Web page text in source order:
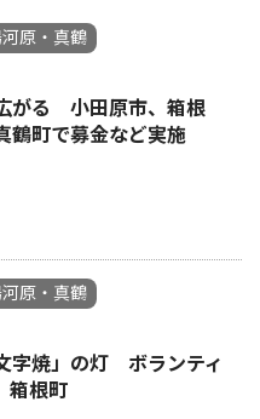
原・真鶴
がる 小田原市、箱根
鶴町で募金など実施
原・真鶴
字焼」の灯 ボランティ
箱根町